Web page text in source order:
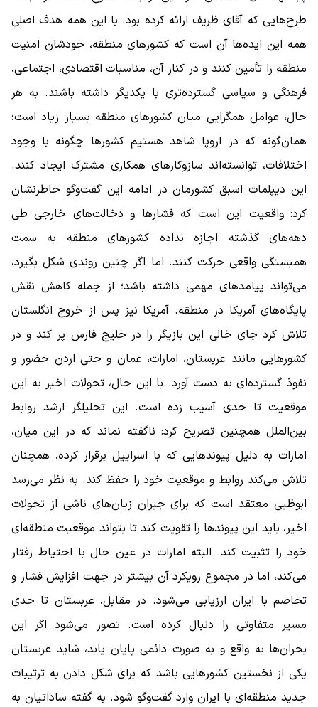
طرح‌هایی که آقای ظریف ارائه کرده بود. با این همه هدف اصلی
همه این ایده‌ها آن است که کشورهای منطقه، خودشان امنیت
منطقه را تأمین کنند و در کنار آن، مناسبات اقتصادی، اجتماعی،
فرهنگی و سیاسی گسترده‌تری با یکدیگر داشته باشند. به هر
حال، عوامل همگرایی میان کشورهای منطقه بسیار زیاد است؛
همان‌گونه که در اروپا شاهد هستیم کشورها چگونه با وجود
اختلافات، توانسته‌اند سازوکارهای همکاری مشترک ایجاد کنند.
این دیپلمات اسبق کشورمان در ادامه این گفت‌وگو خاطرنشان
کرد: واقعیت این است که فشارها و دخالت‌های خارجی طی
دهه‌های گذشته اجازه نداده کشورهای منطقه به سمت
همبستگی واقعی حرکت کنند. اما اگر چنین روندی شکل بگیرد،
می‌تواند پیامدهای مهمی داشته باشد؛ از جمله کاهش نقش
پایگاه‌های آمریکا در منطقه. آمریکا نیز پس از خروج انگلستان
تلاش کرد جای خالی این بازیگر را در خلیج فارس پر کند و در
کشورهایی مانند عربستان، امارات، عمان و حتی اردن حضور و
نفوذ گسترده‌ای به دست آورد. با این حال، تحولات اخیر به این
موقعیت تا حدی آسیب زده است. این تحلیلگر ارشد روابط
بین‌الملل همچنین تصریح کرد: ناگفته نماند که در این میان،
امارات به دلیل پیوندهایی که با اسراییل برقرار کرده، همچنان
تلاش می‌کند روابط و موقعیت خود را حفظ کند. به نظر می‌رسد
ابوظبی معتقد است که برای جبران زیان‌های ناشی از تحولات
اخیر، باید این پیوندها را تقویت کند تا بتواند موقعیت منطقه‌ای
خود را تثبیت کند. البته امارات در عین حال با احتیاط رفتار
می‌کند، اما در مجموع رویکرد آن بیشتر در جهت افزایش فشار و
تخاصم با ایران ارزیابی می‌شود. در مقابل، عربستان تا حدی
مسیر متفاوتی را دنبال کرده است. تصور می‌شود اگر این
بحران‌ها به واقع و به صورت دائمی پایان یابد، شاید عربستان
یکی از نخستین کشورهایی باشد که برای شکل دادن به ترتیبات
جدید منطقه‌ای با ایران وارد گفت‌وگو شود. به گفته ساداتیان به